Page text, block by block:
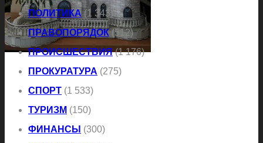
ПОЛИТИКА(1 343)
ПРАВОПОРЯДОК(512)
ПРОИСШЕСТВИЯ(1 176)
ПРОКУРАТУРА (275)
СПОРТ (1 533)
ТУРИЗМ (150)
ФИНАНСЫ (300)